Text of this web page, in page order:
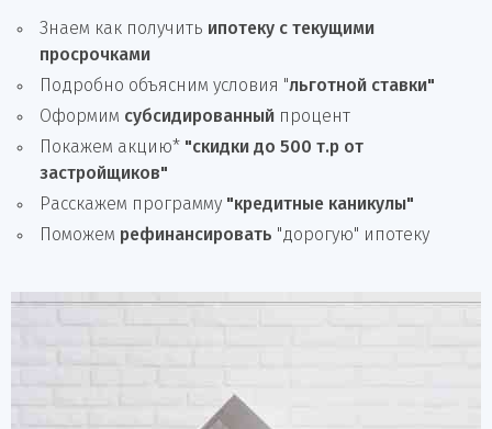
Знаем как получить ипотеку с текущими
просрочками
Подробно объясним условия "льготной ставки"
Оформим субсидированный процент
Покажем акцию* "скидки до 500 т.р от
застройщиков"
Расскажем программу "кредитные каникулы"
Поможем рефинансировать "дорогую" ипотеку